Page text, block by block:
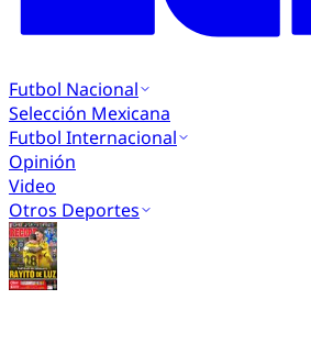
Futbol Nacional
Selección Mexicana
Futbol Internacional
Opinión
Video
Otros Deportes